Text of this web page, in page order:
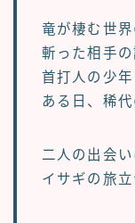
竜が棲む世界
斬った相手
首打人の少
ある日、稀
二人の出会い
イサギの旅